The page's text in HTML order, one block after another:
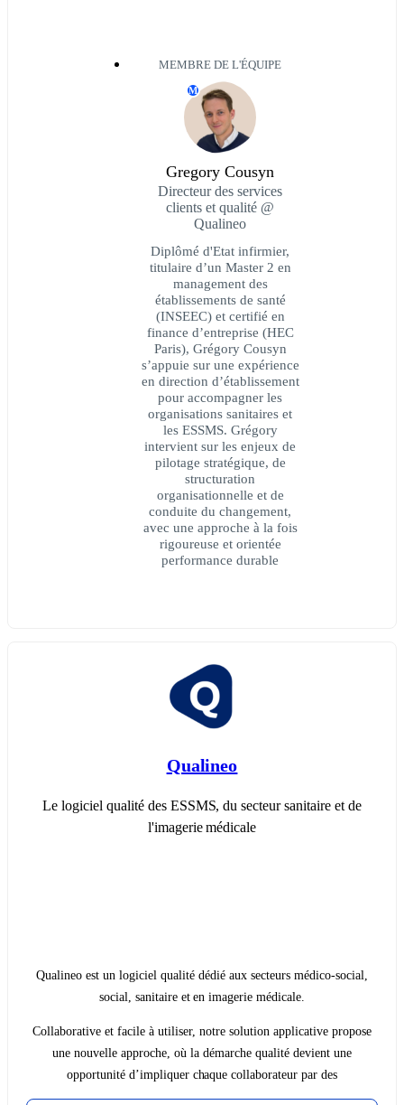
MEMBRE DE L'ÉQUIPE
M
Gregory Cousyn
Directeur des services
clients et qualité @
Qualineo
Diplômé d'Etat infirmier,
titulaire d’un Master 2 en
management des
établissements de santé
(INSEEC) et certifié en
finance d’entreprise (HEC
Paris), Grégory Cousyn
s’appuie sur une expérience
en direction d’établissement
pour accompagner les
organisations sanitaires et
les ESSMS. Grégory
intervient sur les enjeux de
pilotage stratégique, de
structuration
organisationnelle et de
conduite du changement,
avec une approche à la fois
rigoureuse et orientée
performance durable
Qualineo
Le logiciel qualité des ESSMS, du secteur sanitaire et de
l'imagerie médicale
Qualineo est un logiciel qualité dédié aux secteurs médico-social,
social, sanitaire et en imagerie médicale.
Collaborative et facile à utiliser, notre solution applicative propose
une nouvelle approche, où la démarche qualité devient une
opportunité d’impliquer chaque collaborateur par des